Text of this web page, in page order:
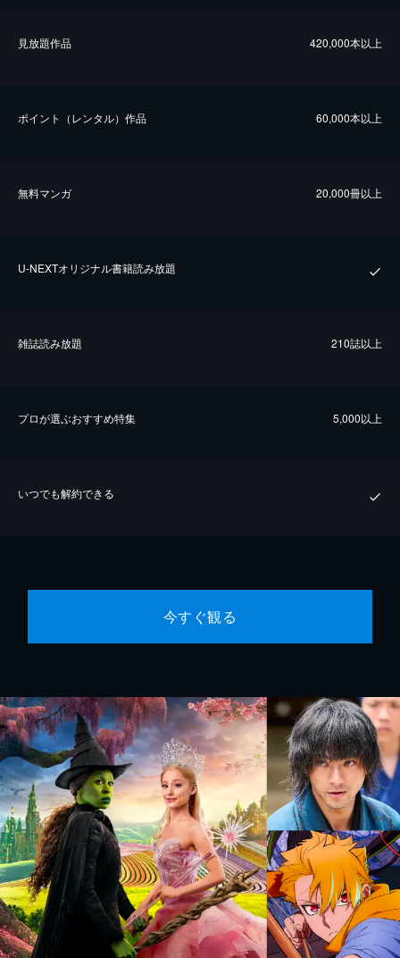
⾒放題作品 420,000本以上
ポイント（レンタル）作品 60,000本以上
無料マンガ 20,000冊以上
U-NEXTオリジナル書籍読み放題
雑誌読み放題 210誌以上
プロが選ぶおすすめ特集 5,000以上
いつでも解約できる
今すぐ観る